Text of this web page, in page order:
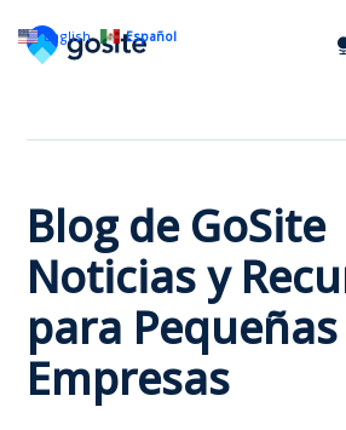
Blog de GoSite
Noticias y
para Pequeñas
Empresas
English Español